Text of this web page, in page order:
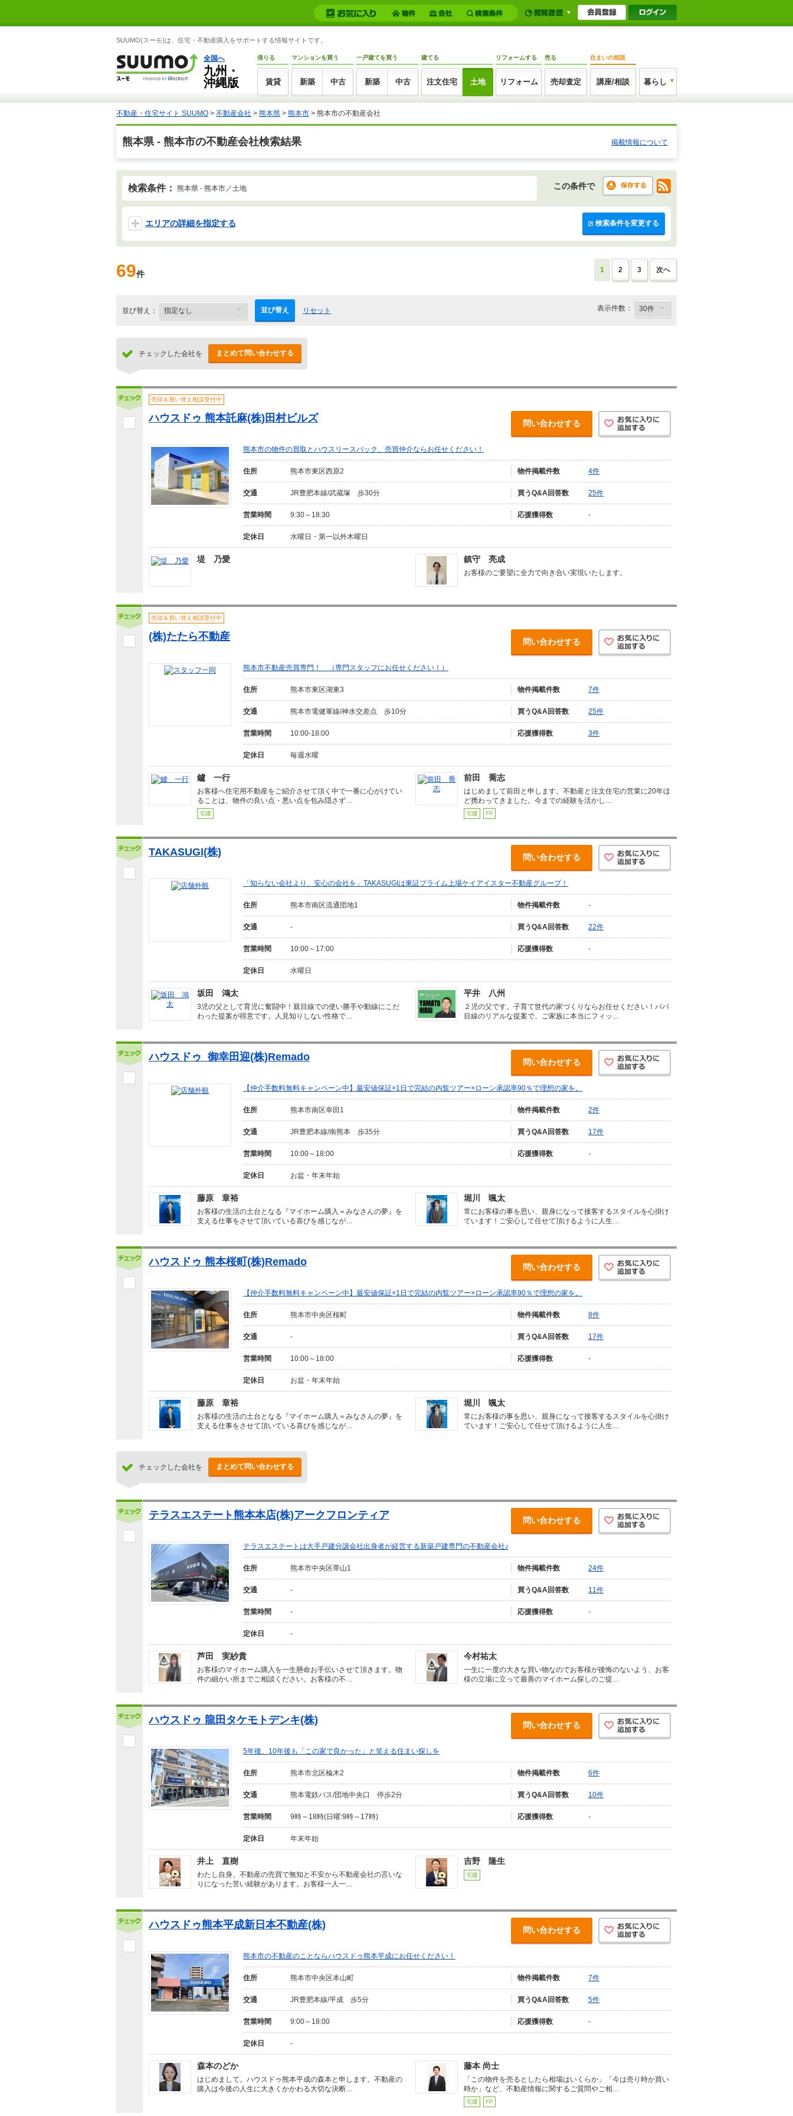
SUUMO(スーモ)は、住宅・不動産購入をサポートする情報サイトです。
全国へ
九州・
沖縄版
借りる
賃貸
マンションを買う
新築 中古
一戸建てを買う
新築 中古
建てる
注文住宅 土地
リフォームする
リフォーム
売る
売却査定
住まいの相談
講座/相談 暮らし
不動産・住宅サイト SUUMO > 不動産会社 > 熊本県 > 熊本市 > 熊本市の不動産会社
熊本県 - 熊本市の不動産会社検索結果 掲載情報について
検索条件： 熊本県 - 熊本市／土地 この条件で
エリアの詳細を指定する 検索条件を変更する
69件 1 2 3 次へ
並び替え： 並び替え リセット 表示件数：
チェックした会社を まとめて問い合わせする
売却＆買い替え相談受付中
ハウスドゥ 熊本託麻(株)田村ビルズ 問い合わせする
熊本市の物件の買取とハウスリースバック、売買仲介ならお任せください！
住所 熊本市東区西原2 物件掲載件数 4件
交通 JR豊肥本線/武蔵塚 歩30分 買うQ&A回答数 25件
営業時間 9:30～18:30 応援獲得数 -
定休日 水曜日・第一以外木曜日
堤 乃愛 鎮守 亮成
お客様のご要望に全力で向き合い実現いたします。
売却＆買い替え相談受付中
(株)たたら不動産 問い合わせする
熊本市不動産売買専門！ （専門スタッフにお任せください！）
住所 熊本市東区湖東3 物件掲載件数 7件
交通 熊本市電健軍線/神水交差点 歩10分 買うQ&A回答数 25件
営業時間 10:00-18:00 応援獲得数 3件
定休日 毎週水曜
鑪 一行
お客様へ住宅用不動産をご紹介させて頂く中で一番に心がけてい
ることは、物件の良い点・悪い点を包み隠さず…
宅建
前田 喬志
はじめまして前田と申します。不動産と注文住宅の営業に20年ほ
ど携わってきました。今までの経験を活かし…
宅建 FP
TAKASUGI(株) 問い合わせする
「知らない会社より、安心の会社を」TAKASUGIは東証プライム上場ケイアイスター不動産グループ！
住所 熊本市南区流通団地1 物件掲載件数 -
交通 - 買うQ&A回答数 22件
営業時間 10:00～17:00 応援獲得数 -
定休日 水曜日
坂田 鴻太
3児の父として育児に奮闘中！親目線での使い勝手や動線にこだ
わった提案が得意です。人見知りしない性格で…
平井 八州
２児の父です。子育て世代の家づくりならお任せください！パパ
目線のリアルな提案で、ご家族に本当にフィッ…
ハウスドゥ 御幸田迎(株)Remado 問い合わせする
【仲介手数料無料キャンペーン中】最安値保証×1日で完結の内覧ツアー×ローン承認率90％で理想の家を。
住所 熊本市南区幸田1 物件掲載件数 2件
交通 JR豊肥本線/南熊本 歩35分 買うQ&A回答数 17件
営業時間 10:00～18:00 応援獲得数 -
定休日 お盆・年末年始
藤原 章裕
お客様の生活の土台となる『マイホーム購入＝みなさんの夢』を
支える仕事をさせて頂いている喜びを感じなが…
堀川 颯太
常にお客様の事を思い、親身になって接客するスタイルを心掛け
ています！ご安心して任せて頂けるように人生…
ハウスドゥ 熊本桜町(株)Remado 問い合わせする
【仲介手数料無料キャンペーン中】最安値保証×1日で完結の内覧ツアー×ローン承認率90％で理想の家を。
住所 熊本市中央区桜町 物件掲載件数 8件
交通 - 買うQ&A回答数 17件
営業時間 10:00～18:00 応援獲得数 -
定休日 お盆・年末年始
藤原 章裕
お客様の生活の土台となる『マイホーム購入＝みなさんの夢』を
支える仕事をさせて頂いている喜びを感じなが…
堀川 颯太
常にお客様の事を思い、親身になって接客するスタイルを心掛け
ています！ご安心して任せて頂けるように人生…
チェックした会社を まとめて問い合わせする
テラスエステート熊本本店(株)アークフロンティア 問い合わせする
テラスエステートは大手戸建分譲会社出身者が経営する新築戸建専門の不動産会社♪
住所 熊本市中央区帯山1 物件掲載件数 24件
交通 - 買うQ&A回答数 11件
営業時間 - 応援獲得数 -
定休日 -
芦田 実紗貴
お客様のマイホーム購入を一生懸命お手伝いさせて頂きます。物
件の細かい所までご相談ください。お客様の不…
今村祐太
一生に一度の大きな買い物なのでお客様が後悔のないよう、お客
様の立場に立って最善のマイホーム探しのご提…
ハウスドゥ 龍田タケモトデンキ(株) 問い合わせする
5年後、10年後も「この家で良かった」と笑える住まい探しを
住所 熊本市北区楡木2 物件掲載件数 6件
交通 熊本電鉄バス/団地中央口 停歩2分 買うQ&A回答数 10件
営業時間 9時～18時(日曜:9時～17時) 応援獲得数 -
定休日 年末年始
井上 直樹
わたし自身、不動産の売買で無知と不安から不動産会社の言いな
りになった苦い経験があります。お客様一人一…
吉野 隆生
宅建
ハウスドゥ熊本平成新日本不動産(株) 問い合わせする
熊本市の不動産のことならハウスドゥ熊本平成にお任せください！
住所 熊本市中央区本山町 物件掲載件数 7件
交通 JR豊肥本線/平成 歩5分 買うQ&A回答数 5件
営業時間 9:00～18:00 応援獲得数 -
定休日 -
森本のどか
はじめまして。ハウスドゥ熊本平成の森本と申します。不動産の
購入は今後の人生に大きくかかわる大切な決断…
藤本 尚士
「この物件を売るとしたら相場はいくらか」「今は売り時か買い
時か」など、不動産情報に関するご質問やご相…
宅建 FP